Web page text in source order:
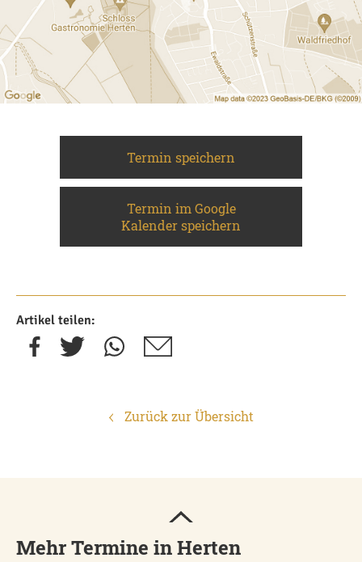
Termin speichern
Termin im Google
Kalender speichern
Artikel teilen:
Zurück zur Übersicht
Mehr Termine in Herten